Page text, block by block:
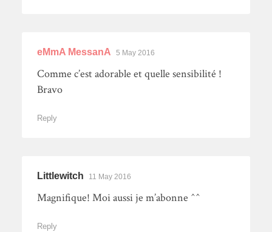
eMmA MessanA 5 May 2016
Comme c’est adorable et quelle sensibilité !
Bravo
Reply
Littlewitch 11 May 2016
Magnifique! Moi aussi je m’abonne ^^
Reply